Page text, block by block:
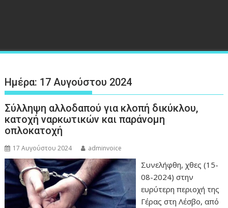
Ημέρα: 17 Αυγούστου 2024
Σύλληψη αλλοδαπού για κλοπή δικύκλου,
κατοχή ναρκωτικών και παράνομη
οπλοκατοχή
17 Αυγούστου 2024 adminvoice
Συνελήφθη, χθες (15-
08-2024) στην
ευρύτερη περιοχή της
Γέρας στη Λέσβο, από